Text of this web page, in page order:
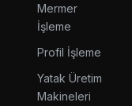
Mermer
İşleme
Profil İşleme
Yatak Üretim
Makineleri